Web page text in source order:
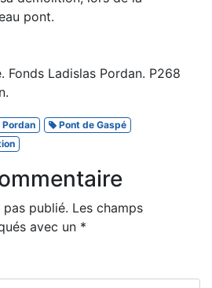
pont.
Fonds Ladislas Pordan. P268
Pordan
Pont de Gaspé
publié. Les champs
avec un *